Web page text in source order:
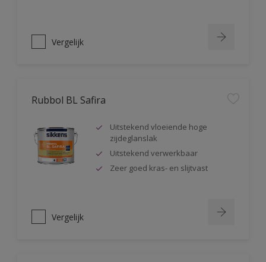
Vergelijk
Rubbol BL Safira
Uitstekend vloeiende hoge
zijdeglanslak
Uitstekend verwerkbaar
Zeer goed kras- en slijtvast
Vergelijk